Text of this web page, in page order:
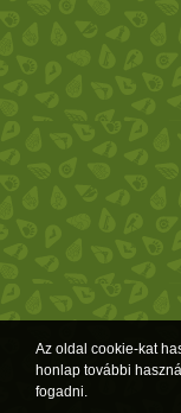
Az oldal cookie-kat
honlap további
fogadni.